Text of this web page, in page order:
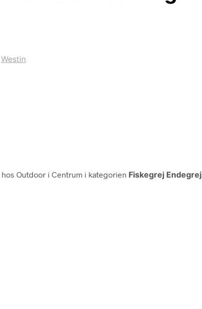
Westin
hos Outdoor i Centrum i kategorien Fiskegrej Endegrej